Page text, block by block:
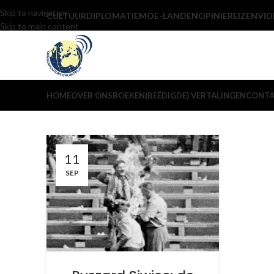
Skip to navigation
Skip to main content
CULTUURDIPLOMATIEMOE-LANDENOPINIEREIZEN
HOMEOVER ONSBOEKEN(BEËDIGDE) VERTALINGEN
11
SEP